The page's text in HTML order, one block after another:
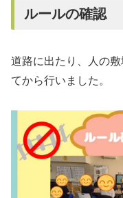
ルールの確認
道路に出たり、人の
てから行いました。